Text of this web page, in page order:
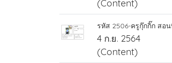
(Content)
รหัส 2506-ครูกุ๊กกิ๊ก สอ
4 ก.ย. 2564
(Content)